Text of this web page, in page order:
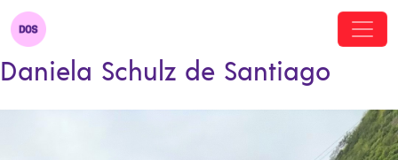
Daniela Schulz de Santiago